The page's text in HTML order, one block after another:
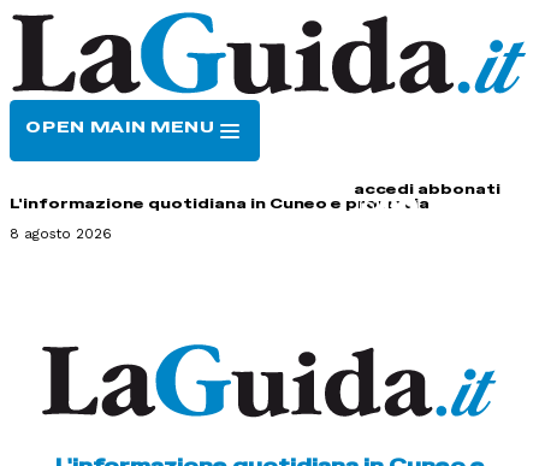
OPEN MAIN MENU
accedi abbonati
L'informazione quotidiana in Cuneo e provincia
8 agosto 2026